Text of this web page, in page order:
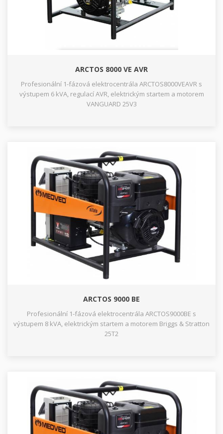
ARCTOS 8000 VE AVR
Profesionální 1-fázová elektrocentrála ARCTOS8000VEAVR s
výstupem 6 kVA, regulací AVR, elektrickým startem a motorem
VANGUARD 25V3
ARCTOS 9000 BE
Profesionální 1-fázová elektrocentrála ARCTOS9000BE s
výstupem 8 kVA, elektrickým startem a motorem Briggs & Stratton
25T2